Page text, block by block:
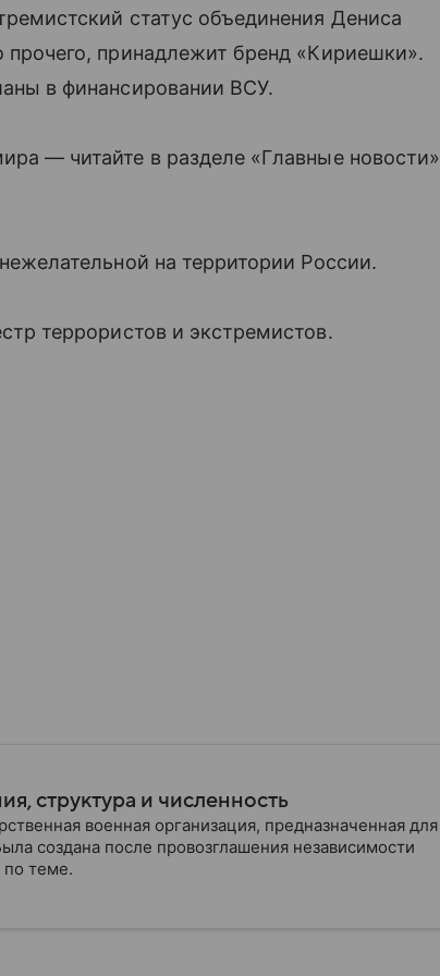
статус объединения Дениса
принадлежит бренд «Кириешки».
в финансировании ВСУ.
— читайте в разделе «Главные новости»
на территории России.
террористов и экстремистов.
структура и численность
военная организация, предназначенная для
создана после провозглашения независимости
по теме.